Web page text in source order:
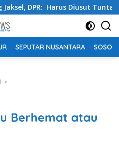
Diusut Tuntas
SEPUTAR NUSANTARA SOSOK
Berhemat atau